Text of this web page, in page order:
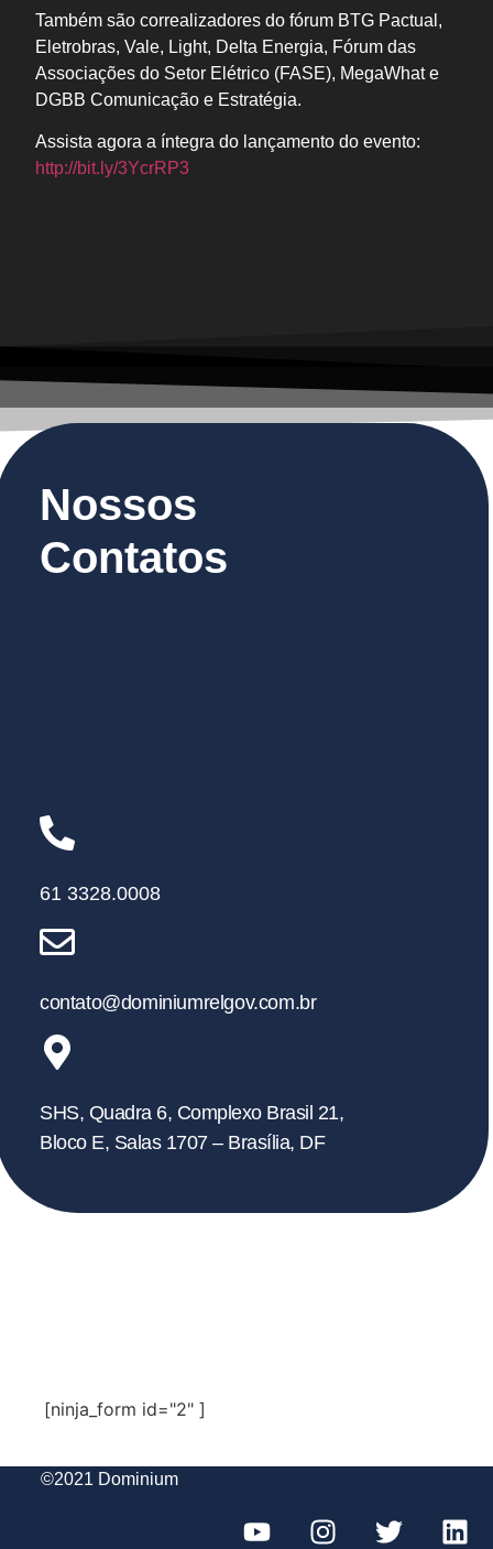
Também são correalizadores do fórum BTG Pactual,
Eletrobras, Vale, Light, Delta Energia, Fórum das
Associações do Setor Elétrico (FASE), MegaWhat e
DGBB Comunicação e Estratégia.
Assista agora a íntegra do lançamento do evento:
http://bit.ly/3YcrRP3
Nossos
Contatos
61 3328.0008
contato@dominiumrelgov.com.br
SHS, Quadra 6, Complexo Brasil 21,
Bloco E, Salas 1707 – Brasília, DF
[ninja_form id="2" ]
©2021 Dominium